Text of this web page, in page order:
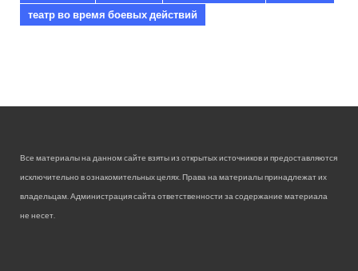
театр во время боевых действий
Все материалы на данном сайте взяты из открытых источников и предоставляются
исключительно в ознакомительных целях. Права на материалы принадлежат их
владельцам. Администрация сайта ответственности за содержание материала
не несет.